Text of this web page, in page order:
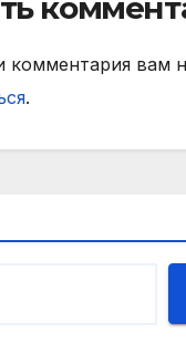
комментария вам
.